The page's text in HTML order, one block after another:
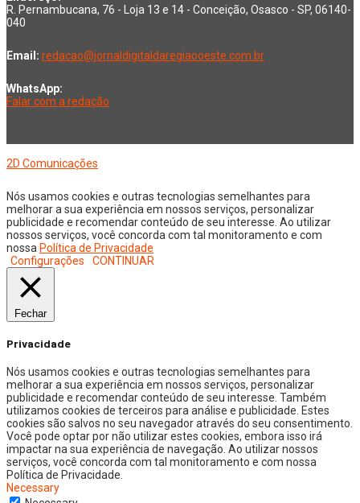
R. Pernambucana, 76 - Loja 13 e 14 - Conceição, Osasco - SP, 06140-
040
Email: redacao@jornaldigitaldaregiaooeste.com.br
WhatsApp:
Falar com a redação
2D Comunicações
Nós usamos cookies e outras tecnologias semelhantes para
melhorar a sua experiência em nossos serviços, personalizar
publicidade e recomendar conteúdo de seu interesse. Ao utilizar
nossos serviços, você concorda com tal monitoramento e com
nossa Política de Privacidade
Configurações
CONTINUAR
Fechar
Privacidade
Nós usamos cookies e outras tecnologias semelhantes para
melhorar a sua experiência em nossos serviços, personalizar
publicidade e recomendar conteúdo de seu interesse. Também
utilizamos cookies de terceiros para análise e publicidade. Estes
cookies são salvos no seu navegador através do seu consentimento.
Você pode optar por não utilizar estes cookies, embora isso irá
impactar na sua experiência de navegação. Ao utilizar nossos
serviços, você concorda com tal monitoramento e com nossa
Política de Privacidade.
Necessary